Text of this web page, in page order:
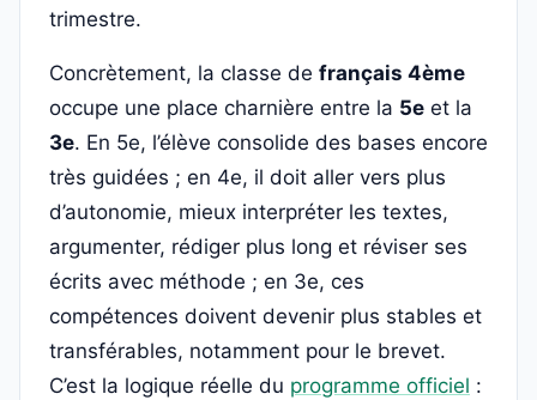
trimestre.
Concrètement, la classe de français 4ème
occupe une place charnière entre la 5e et la
3e. En 5e, l’élève consolide des bases encore
très guidées ; en 4e, il doit aller vers plus
d’autonomie, mieux interpréter les textes,
argumenter, rédiger plus long et réviser ses
écrits avec méthode ; en 3e, ces
compétences doivent devenir plus stables et
transférables, notamment pour le brevet.
C’est la logique réelle du programme officiel :